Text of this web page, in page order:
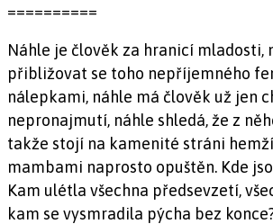
==========
Náhle je člověk za hranicí mladosti,
přibližovat se toho nepříjemného
nálepkami, náhle má člověk už jen
nepronajmutí, náhle shledá, že z
takže stojí na kamenité stráni
mambami naprosto opuštěn. Kde
Kam ulétla všechna předsevzetí,
kam se vysmradila pýcha bez